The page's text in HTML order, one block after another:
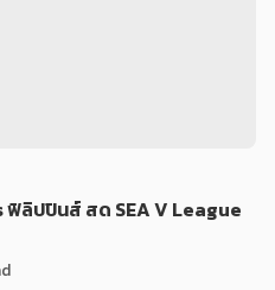
ลิปปินส์ สด SEA V League